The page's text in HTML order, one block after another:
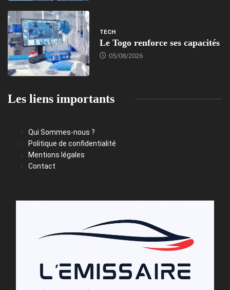
TECH
Le Togo renforce ses capacités
05/08/2026
Les liens importants
Qui Sommes-nous ?
Politique de confidentialité
Mentions légales
Contact